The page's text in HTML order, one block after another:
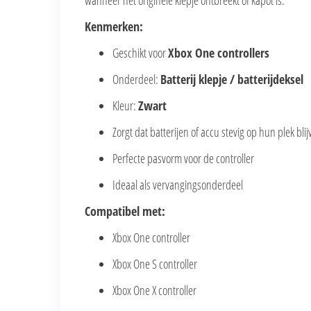
Kenmerken:
Geschikt voorXbox One controllers
Onderdeel: Batterij klepje / batterijdeksel
Kleur:Zwart
Zorgt dat batterijen of accu stevig op hun plek
Perfecte pasvorm voor de controller
Ideaal als vervangingsonderdeel
Compatibel met:
Xbox One controller
Xbox One S controller
Xbox One X controller